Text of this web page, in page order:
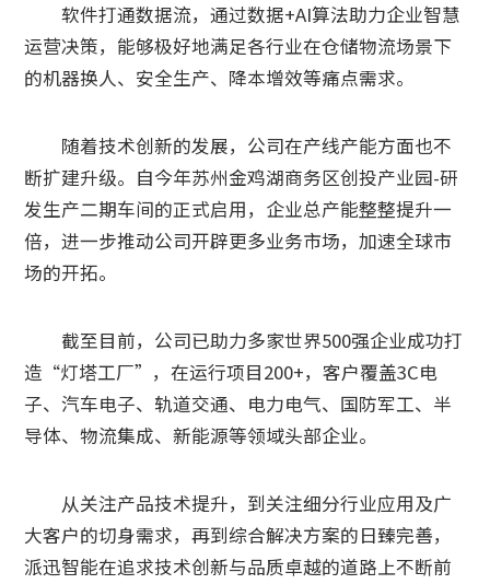
软件打通数据流，通过数据+AI算法助力企业智慧
运营决策，能够极好地满足各行业在仓储物流场景下
的机器换人、安全生产、降本增效等痛点需求。
随着技术创新的发展，公司在产线产能方面也不
断扩建升级。自今年苏州金鸡湖商务区创投产业园-研
发生产二期车间的正式启用，企业总产能整整提升一
倍，进一步推动公司开辟更多业务市场，加速全球市
场的开拓。
截至目前，公司已助力多家世界500强企业成功打
造“灯塔工厂”，在运行项目200+，客户覆盖3C电
子、汽车电子、轨道交通、电力电气、国防军工、半
导体、物流集成、新能源等领域头部企业。
从关注产品技术提升，到关注细分行业应用及广
大客户的切身需求，再到综合解决方案的日臻完善，
派迅智能在追求技术创新与品质卓越的道路上不断前